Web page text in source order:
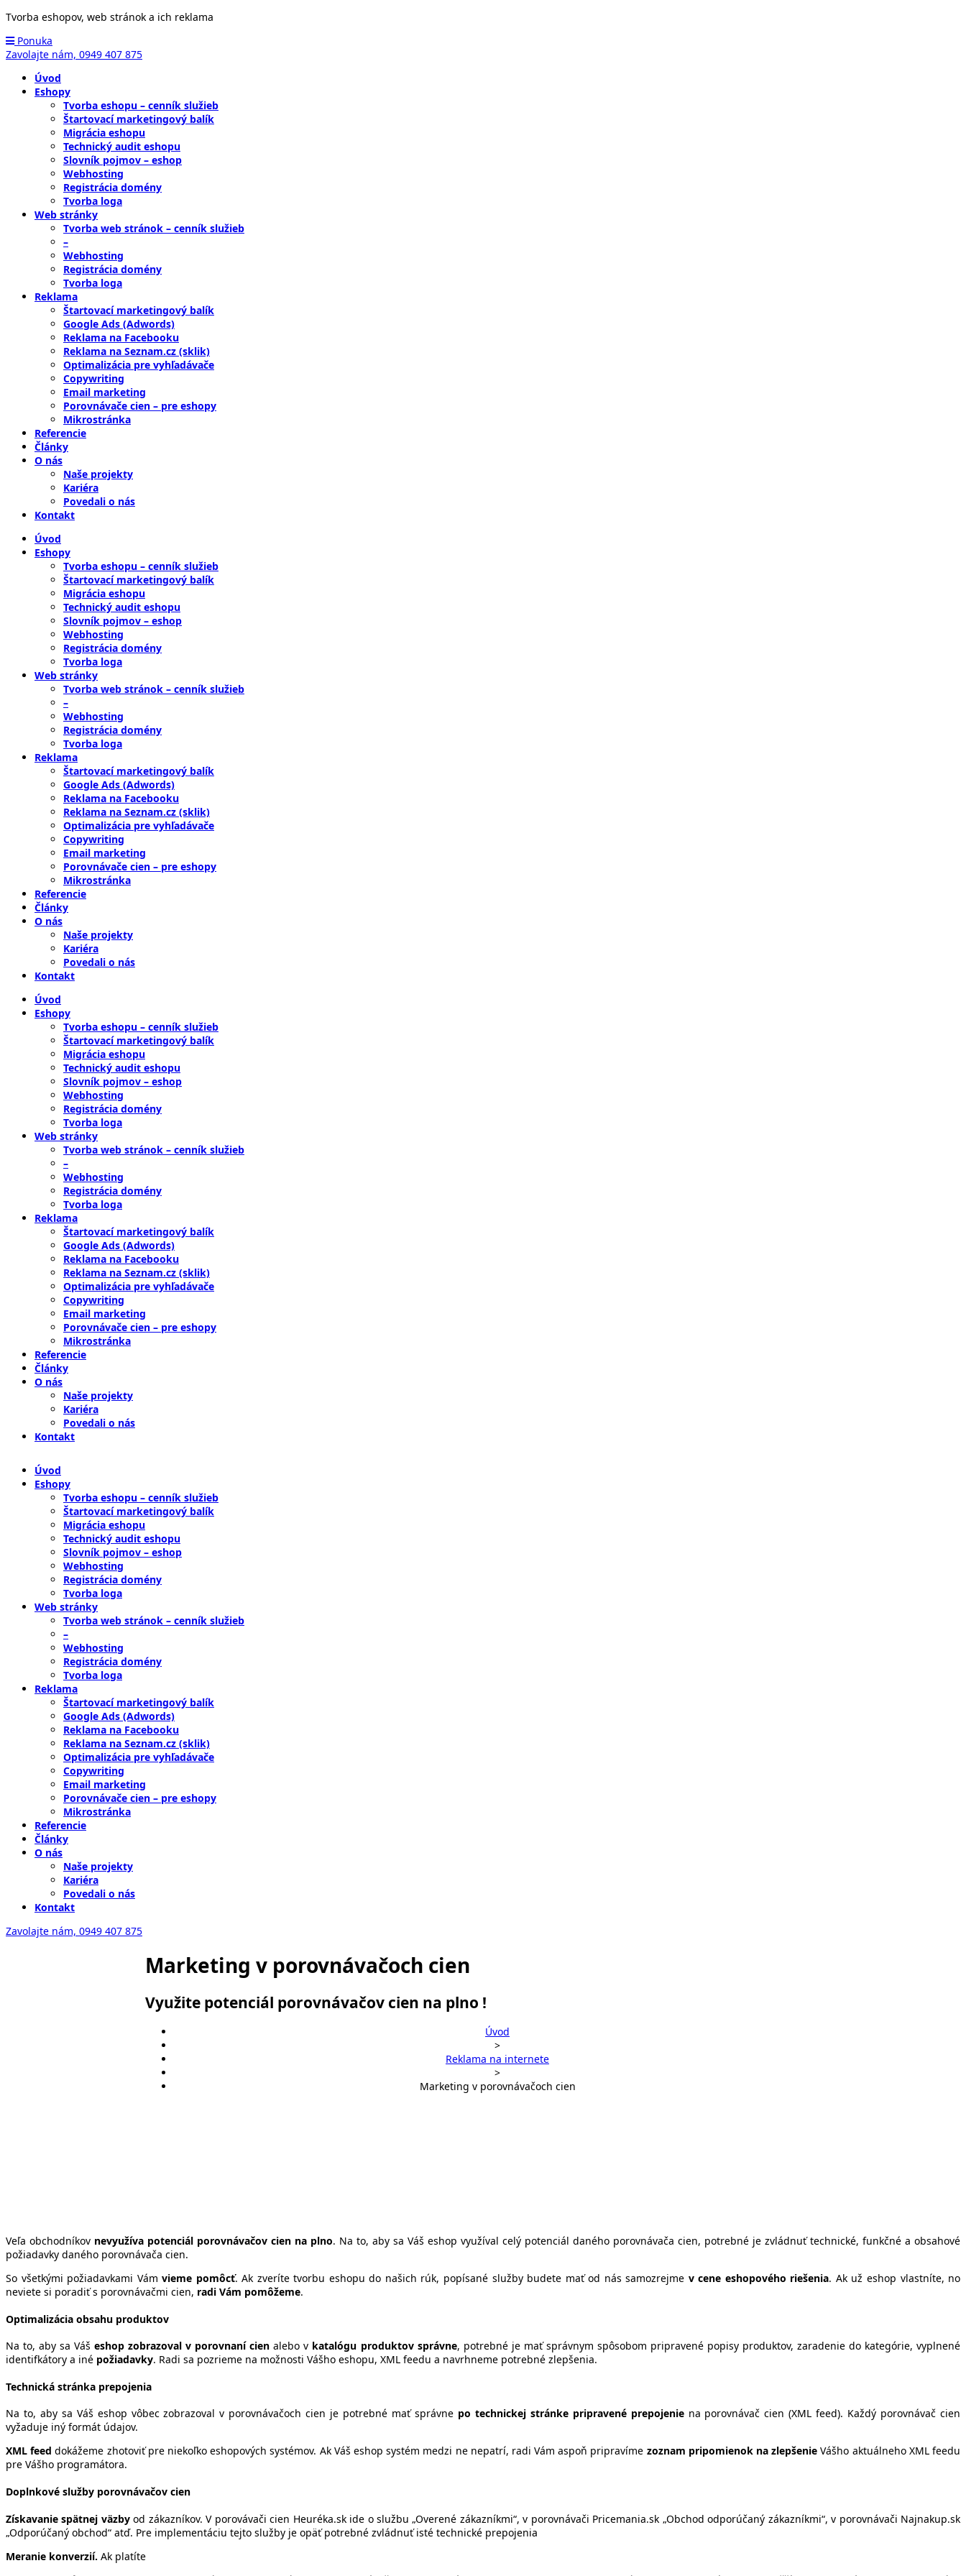
Tvorba eshopov, web stránok a ich reklama
Ponuka
Zavolajte nám, 0949 407 875
Úvod
Eshopy
Tvorba eshopu – cenník služieb
Štartovací marketingový balík
Migrácia eshopu
Technický audit eshopu
Slovník pojmov – eshop
Webhosting
Registrácia domény
Tvorba loga
Web stránky
Tvorba web stránok – cenník služieb
–
Webhosting
Registrácia domény
Tvorba loga
Reklama
Štartovací marketingový balík
Google Ads (Adwords)
Reklama na Facebooku
Reklama na Seznam.cz (sklik)
Optimalizácia pre vyhľadávače
Copywriting
Email marketing
Porovnávače cien – pre eshopy
Mikrostránka
Referencie
Články
O nás
Naše projekty
Kariéra
Povedali o nás
Kontakt
Úvod
Eshopy
Tvorba eshopu – cenník služieb
Štartovací marketingový balík
Migrácia eshopu
Technický audit eshopu
Slovník pojmov – eshop
Webhosting
Registrácia domény
Tvorba loga
Web stránky
Tvorba web stránok – cenník služieb
–
Webhosting
Registrácia domény
Tvorba loga
Reklama
Štartovací marketingový balík
Google Ads (Adwords)
Reklama na Facebooku
Reklama na Seznam.cz (sklik)
Optimalizácia pre vyhľadávače
Copywriting
Email marketing
Porovnávače cien – pre eshopy
Mikrostránka
Referencie
Články
O nás
Naše projekty
Kariéra
Povedali o nás
Kontakt
Úvod
Eshopy
Tvorba eshopu – cenník služieb
Štartovací marketingový balík
Migrácia eshopu
Technický audit eshopu
Slovník pojmov – eshop
Webhosting
Registrácia domény
Tvorba loga
Web stránky
Tvorba web stránok – cenník služieb
–
Webhosting
Registrácia domény
Tvorba loga
Reklama
Štartovací marketingový balík
Google Ads (Adwords)
Reklama na Facebooku
Reklama na Seznam.cz (sklik)
Optimalizácia pre vyhľadávače
Copywriting
Email marketing
Porovnávače cien – pre eshopy
Mikrostránka
Referencie
Články
O nás
Naše projekty
Kariéra
Povedali o nás
Kontakt
Úvod
Eshopy
Tvorba eshopu – cenník služieb
Štartovací marketingový balík
Migrácia eshopu
Technický audit eshopu
Slovník pojmov – eshop
Webhosting
Registrácia domény
Tvorba loga
Web stránky
Tvorba web stránok – cenník služieb
–
Webhosting
Registrácia domény
Tvorba loga
Reklama
Štartovací marketingový balík
Google Ads (Adwords)
Reklama na Facebooku
Reklama na Seznam.cz (sklik)
Optimalizácia pre vyhľadávače
Copywriting
Email marketing
Porovnávače cien – pre eshopy
Mikrostránka
Referencie
Články
O nás
Naše projekty
Kariéra
Povedali o nás
Kontakt
Zavolajte nám, 0949 407 875
Marketing v porovnávačoch cien
Využite potenciál porovnávačov cien na plno !
Úvod
>
Reklama na internete
>
Marketing v porovnávačoch cien
Veľa obchodníkov nevyužíva potenciál porovnávačov cien na plno. Na to, aby sa Váš eshop využíval celý potenciál daného porovnávača cien, potrebné je zvládnuť technické, funkčné a obsahové
požiadavky daného porovnávača cien.
So všetkými požiadavkami Vámvieme pomôcť. Ak zveríte tvorbu eshopu do našich rúk, popísané služby budete mať od nás samozrejme v cene eshopového riešenia. Ak už eshop vlastníte, no
neviete si poradiť s porovnávačmi cien, radi Vám pomôžeme.
Optimalizácia obsahu produktov
Na to, aby sa Vášeshop zobrazoval v porovnaní cien alebo v katalógu produktov správne, potrebné je mať správnym spôsobom pripravené popisy produktov, zaradenie do kategórie, vyplnené
identifkátory a iné požiadavky. Radi sa pozrieme na možnosti Vášho eshopu, XML feedu a navrhneme potrebné zlepšenia.
Technická stránka prepojenia
Na to, aby sa Váš eshop vôbec zobrazoval v porovnávačoch cien je potrebné mať správnepo technickej stránke pripravené prepojeniena porovnávač cien (XML feed). Každý porovnávač cien
vyžaduje iný formát údajov.
XML feed dokážeme zhotoviť pre niekoľko eshopových systémov. Ak Váš eshop systém medzi ne nepatrí, radi Vám aspoň pripravíme zoznam pripomienok na zlepšenie Vášho aktuálneho XML feedu
pre Vášho programátora.
Doplnkové služby porovnávačov cien
Získavanie spätnej väzbyod zákazníkov. V porovávači cien Heuréka.sk ide o službu „Overené zákazníkmi“, v porovnávači Pricemania.sk „Obchod odporúčaný zákazníkmi“, v porovnávači Najnakup.sk
„Odporúčaný obchod“ atď. Pre implementáciu tejto služby je opäť potrebné zvládnuť isté technické prepojenia
Meranie konverzií. Ak platíte